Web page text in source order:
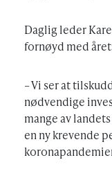
Daglig leder
fornøyd med
– Vi ser at
nødvendige
mange av
en ny krevende